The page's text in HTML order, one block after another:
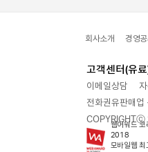
회사소개 경영
고객센터(유
이메일상담
전화권유판매
COPYRIGHTⓒ
웹어워드 코
2018
모바일웹